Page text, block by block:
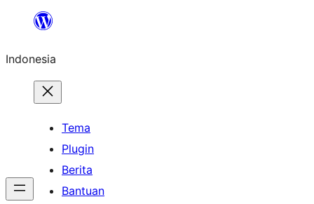
Lewati
konten
Indonesia
Tema
Plugin
Berita
Bantuan